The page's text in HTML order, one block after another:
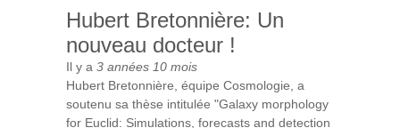
Hubert Bretonnière: Un
nouveau docteur !
Il y a 3 années 10 mois
Hubert Bretonnière, équipe Cosmologie, a
soutenu sa thèse intitulée "Galaxy morphology
for Euclid: Simulations, forecasts and detection